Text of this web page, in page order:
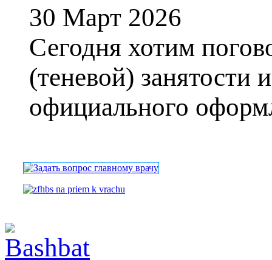
30 Март 2026
Сегодня хотим
(теневой) занятости
официального